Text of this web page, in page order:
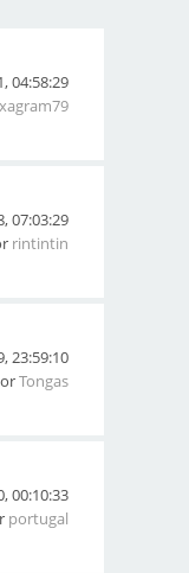
04:58:29
07:03:29
rintintin
23:59:10
Tongas
00:10:33
portugal